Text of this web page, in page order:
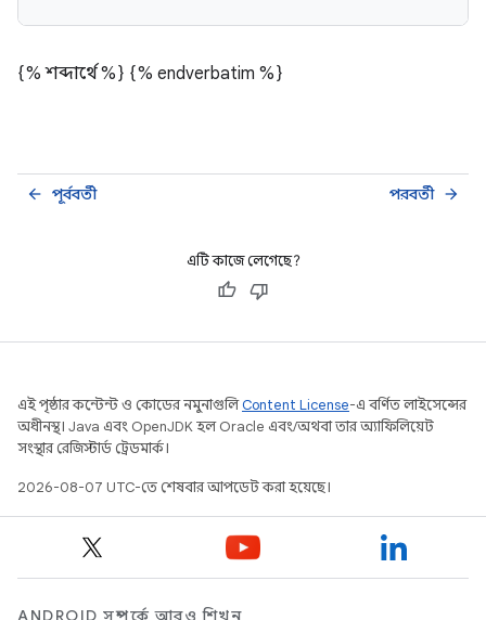
{% শব্দার্থে %} {% endverbatim %}
পূর্ববর্তী
arrow_back পরবর্তী arrow_forward
এটি কাজে লেগেছে?
এই পৃষ্ঠার কন্টেন্ট ও কোডের নমুনাগুলিContent License-এ বর্ণিত লাইসেন্সের
অধীনস্থ। Java এবং OpenJDK হল Oracle এবং/অথবা তার অ্যাফিলিয়েট
সংস্থার রেজিস্টার্ড ট্রেডমার্ক।
2026-08-07 UTC-তে শেষবার আপডেট করা হয়েছে।